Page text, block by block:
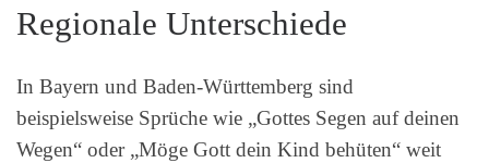
Regionale Unterschiede
In Bayern und Baden-Württemberg sind
beispielsweise Sprüche wie „Gottes Segen auf deinen
Wegen“ oder „Möge Gott dein Kind behüten“ weit